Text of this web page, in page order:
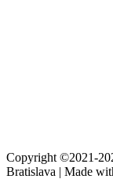
Copyright ©2021-
Bratislava | Made